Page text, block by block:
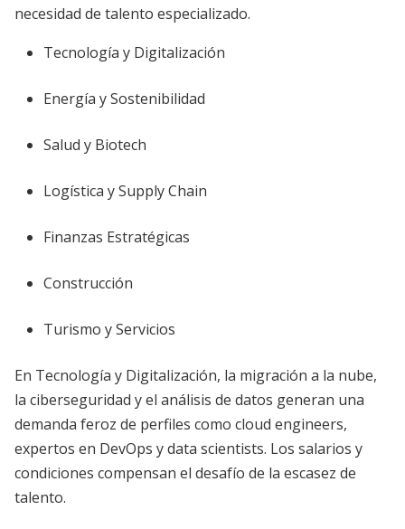
necesidad de talento especializado.
Tecnología y Digitalización
Energía y Sostenibilidad
Salud y Biotech
Logística y Supply Chain
Finanzas Estratégicas
Construcción
Turismo y Servicios
En Tecnología y Digitalización, la migración a la nube,
la ciberseguridad y el análisis de datos generan una
demanda feroz de perfiles como cloud engineers,
expertos en DevOps y data scientists. Los salarios y
condiciones compensan el desafío de la escasez de
talento.